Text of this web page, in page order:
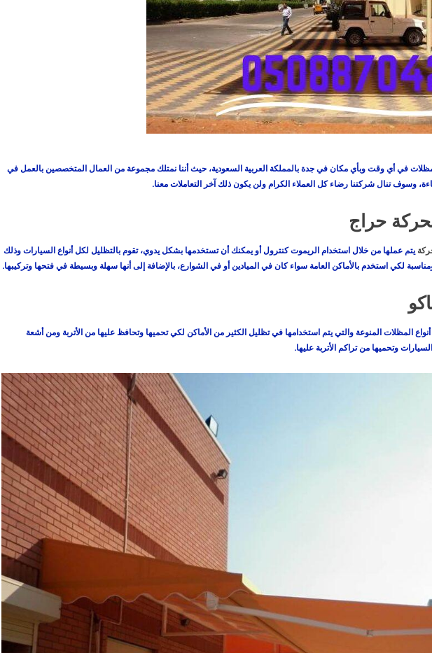
في أي وقت وبأي مكان في جدة بالمملكة العربية السعودية، حيث أننا نمتلك مجموعة من العمال المتخصصين بالعمل في
وسوف تنال شركتنا رضاء كل العملاء الكرام ولن يكون ذلك آخر التعاملات معنا.
حراج
يتم عملها من خلال استخدام الريموت كنترول أو يمكنك أن تستخدمها بشكل يدوي، تقوم بالتظليل لكل أنواع السيارات وذلك
لكي استخدم بالأماكن العامة سواء كان في الميادين أو في الشوارع، بالإضافة إلى أنها سهلة وبسيطة في فتحها وتركيبها.
المظلات المنوعة والتي يتم استخدامها في تظليل الكثير من الأماكن لكي تحميها وتحافظ عليها من الأتربة ومن أشعة
وتحميها من تراكم الأتربة عليها.